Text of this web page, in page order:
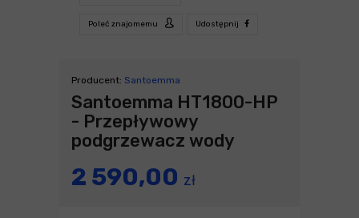
Poleć znajomemu Udostępnij
Producent: Santoemma
Santoemma HT1800-HP
- Przepływowy
podgrzewacz wody
2 590,00 zł